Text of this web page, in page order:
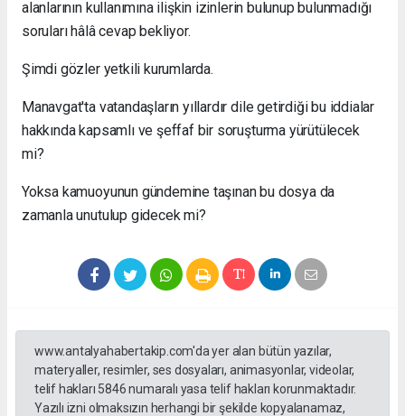
alanlarının kullanımına ilişkin izinlerin bulunup bulunmadığı
soruları hâlâ cevap bekliyor.
Şimdi gözler yetkili kurumlarda.
Manavgat'ta vatandaşların yıllardır dile getirdiği bu iddialar
hakkında kapsamlı ve şeffaf bir soruşturma yürütülecek
mi?
Yoksa kamuoyunun gündemine taşınan bu dosya da
zamanla unutulup gidecek mi?
www.antalyahabertakip.com'da yer alan bütün yazılar,
materyaller, resimler, ses dosyaları, animasyonlar, videolar,
telif hakları 5846 numaralı yasa telif hakları korunmaktadır.
Yazılı izni olmaksızın herhangi bir şekilde kopyalanamaz,